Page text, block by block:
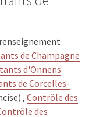
de Champagne
d'Onnens
de Corcelles-
,Contrôle des
des